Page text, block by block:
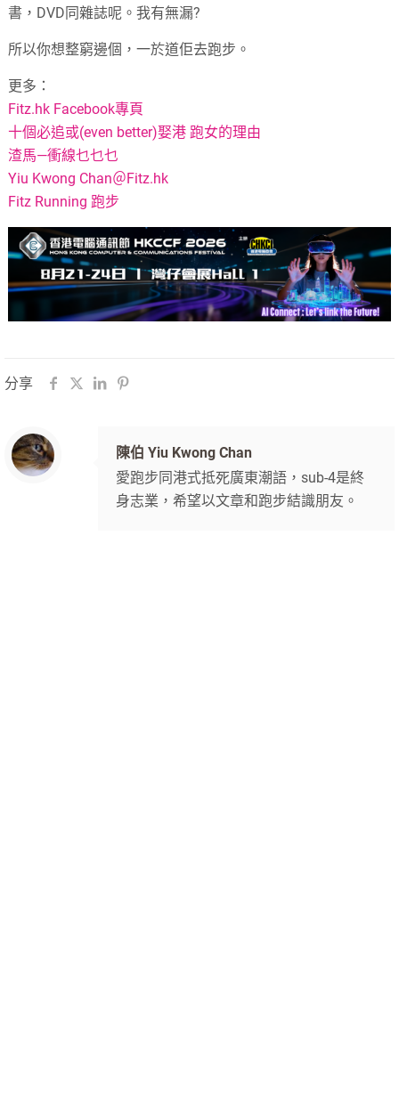
書 ， DVD同雜誌呢 。我有無漏?
所以你想整窮邊個 ，一於道佢去跑步 。
更多：
Fitz.hk Facebook專頁
十個必追或(even better)娶港 跑女的理由
渣馬—衝線乜乜乜
Yiu Kwong Chan＠Fitz.hk
Fitz Running 跑步
分享
陳伯 Yiu Kwong Chan
愛跑步同港式抵死廣東潮語，sub-4是終
身志業，希望以文章和跑步結識朋友。